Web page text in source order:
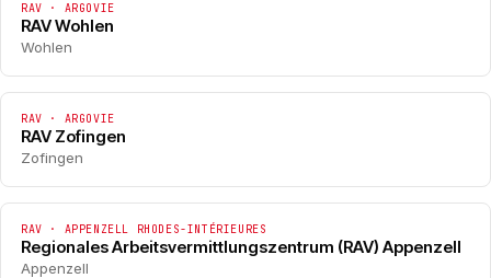
RAV · ARGOVIE
RAV Wohlen
Wohlen
RAV · ARGOVIE
RAV Zofingen
Zofingen
RAV · APPENZELL RHODES-INTÉRIEURES
Regionales Arbeitsvermittlungszentrum (RAV) Appenzell
Appenzell